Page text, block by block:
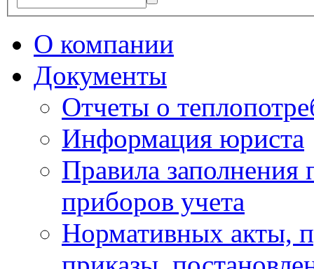
О компании
Документы
Отчеты о
Информация юриста
Правила заполнения
приборов учета
Нормативных акты,